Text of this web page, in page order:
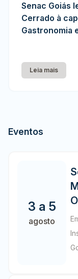
Senac Goiás
Cerrado à
Gastronomia
Leia mais
Eventos
3 a 5
agosto